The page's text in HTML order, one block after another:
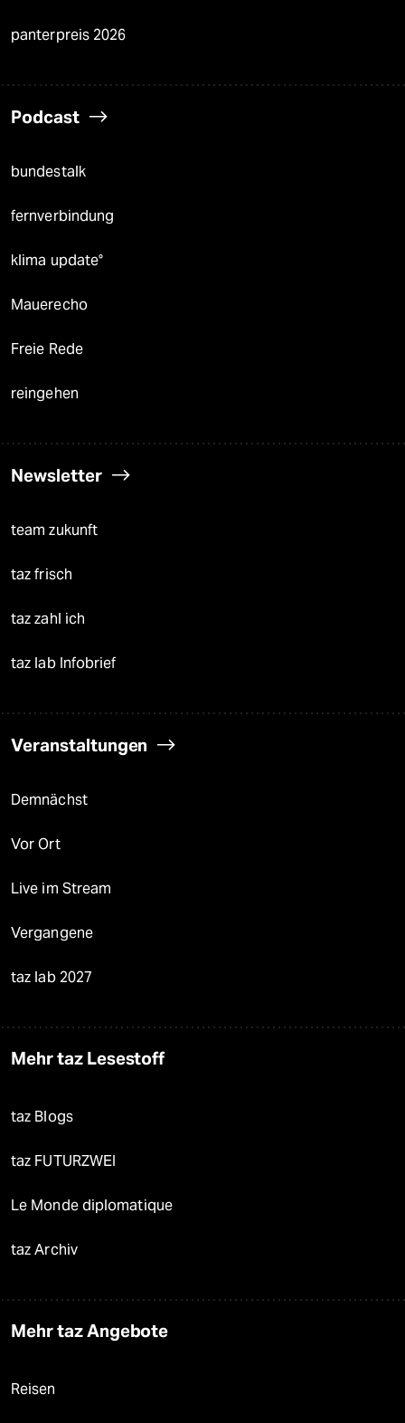
panterpreis 2026
Podcast
bundestalk
fernverbindung
klima update°
Mauerecho
Freie Rede
reingehen
Newsletter
team zukunft
taz frisch
taz zahl ich
taz lab Infobrief
Veranstaltungen
Demnächst
Vor Ort
Live im Stream
Vergangene
taz lab 2027
Mehr taz Lesestoff
taz Blogs
taz FUTURZWEI
Le Monde diplomatique
taz Archiv
Mehr taz Angebote
Reisen